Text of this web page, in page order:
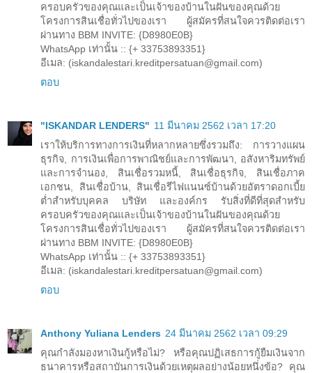
ครอบครัวของคุณและเป็นเจ้าของบ้านในฝันของคุณด้วย
โครงการสินเชื่อทั่วไปของเรา ผู้สมัครที่สนใจควรติดต่อเรา
ผ่านทาง BBM INVITE: {D8980E0B}
WhatsApp เท่านั้น :: {+ 33753893351}
อีเมล: (iskandalestari.kreditpersatuan@gmail.com)
ตอบ
"ISKANDAR LENDERS" 11 มีนาคม 2562 เวลา 17:20
เราให้บริการทางการเงินที่หลากหลายซึ่งรวมถึง: การวางแผน
ธุรกิจ, การเงินเพื่อการพาณิชย์และการพัฒนา, อสังหาริมทรัพย์
และการจำนอง, สินเชื่อรวมหนี้, สินเชื่อธุรกิจ, สินเชื่อภาค
เอกชน, สินเชื่อบ้าน, สินเชื่อรีไฟแนนซ์บ้านด้วยอัตราดอกเบี้ย
ต่ำสำหรับบุคคล บริษัท และองค์กร รับสิ่งที่ดีที่สุดสำหรับ
ครอบครัวของคุณและเป็นเจ้าของบ้านในฝันของคุณด้วย
โครงการสินเชื่อทั่วไปของเรา ผู้สมัครที่สนใจควรติดต่อเรา
ผ่านทาง BBM INVITE: {D8980E0B}
WhatsApp เท่านั้น :: {+ 33753893351}
อีเมล: (iskandalestari.kreditpersatuan@gmail.com)
ตอบ
Anthony Yuliana Lenders 24 มีนาคม 2562 เวลา 09:29
คุณกำลังมองหาเงินกู้หรือไม่? หรือคุณปฏิเสธการกู้ยืมเงินจาก
ธนาคารหรือสถาบันการเงินด้วยเหตุผลอย่างน้อยหนึ่งข้อ? คุณ